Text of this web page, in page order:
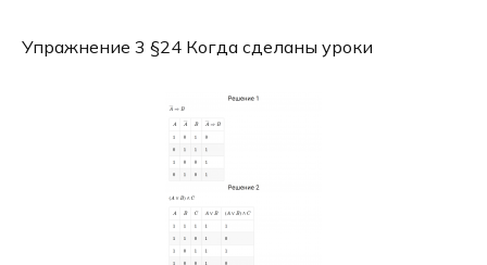
Упражнение 3 §24 Когда сделаны уроки